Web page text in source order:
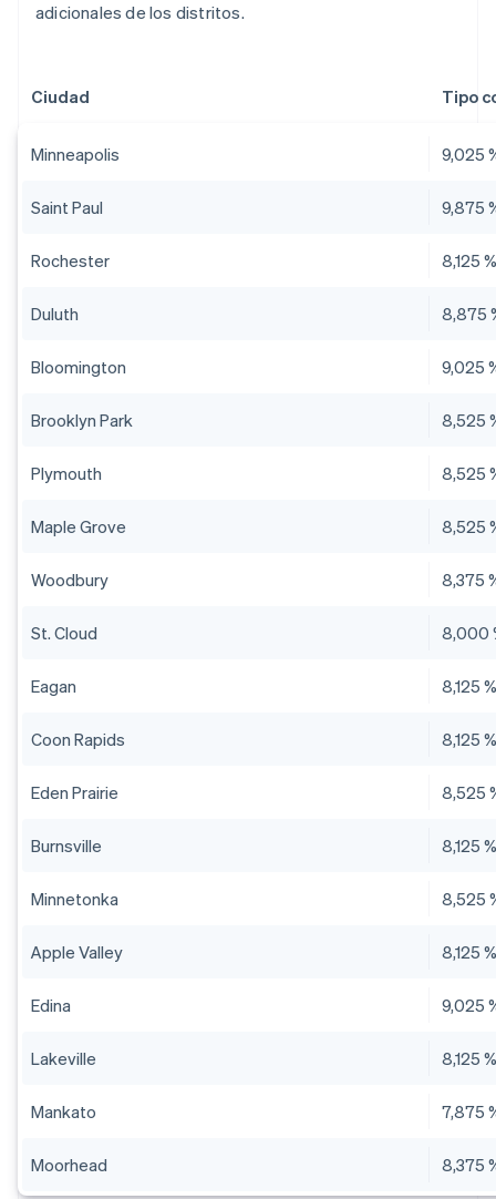
adicionales de los distritos.
Ciudad Tipo
Minneapolis 9,025
Saint Paul 9,875
Rochester 8,125
Duluth 8,875
Bloomington 9,025
Brooklyn Park 8,525
Plymouth 8,525
Maple Grove 8,525
Woodbury 8,375
St. Cloud 8,000
Eagan 8,125
Coon Rapids 8,125
Eden Prairie 8,525
Burnsville 8,125
Minnetonka 8,525
Apple Valley 8,125
Edina 9,025
Lakeville 8,125
Mankato 7,875
Moorhead 8,375